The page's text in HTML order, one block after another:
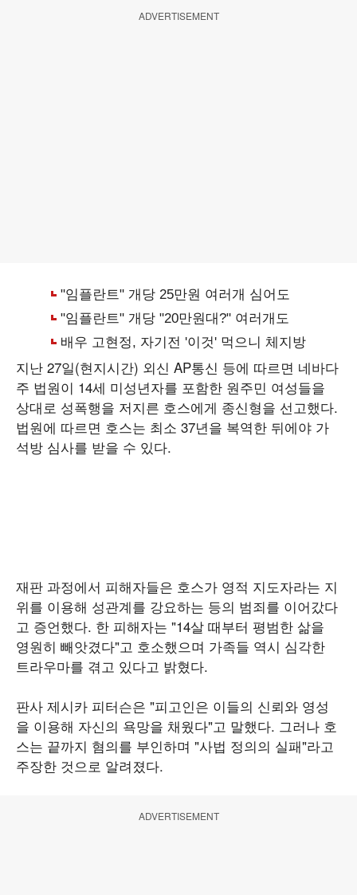
ADVERTISEMENT
지난 27일(현지시간) 외신 AP통신 등에 따르면 네바다
주 법원이 14세 미성년자를 포함한 원주민 여성들을
상대로 성폭행을 저지른 호스에게 종신형을 선고했다.
법원에 따르면 호스는 최소 37년을 복역한 뒤에야 가
석방 심사를 받을 수 있다.
재판 과정에서 피해자들은 호스가 영적 지도자라는 지
위를 이용해 성관계를 강요하는 등의 범죄를 이어갔다
고 증언했다. 한 피해자는 "14살 때부터 평범한 삶을
영원히 빼앗겼다"고 호소했으며 가족들 역시 심각한
트라우마를 겪고 있다고 밝혔다.
판사 제시카 피터슨은 "피고인은 이들의 신뢰와 영성
을 이용해 자신의 욕망을 채웠다"고 말했다. 그러나 호
스는 끝까지 혐의를 부인하며 "사법 정의의 실패"라고
주장한 것으로 알려졌다.
ADVERTISEMENT